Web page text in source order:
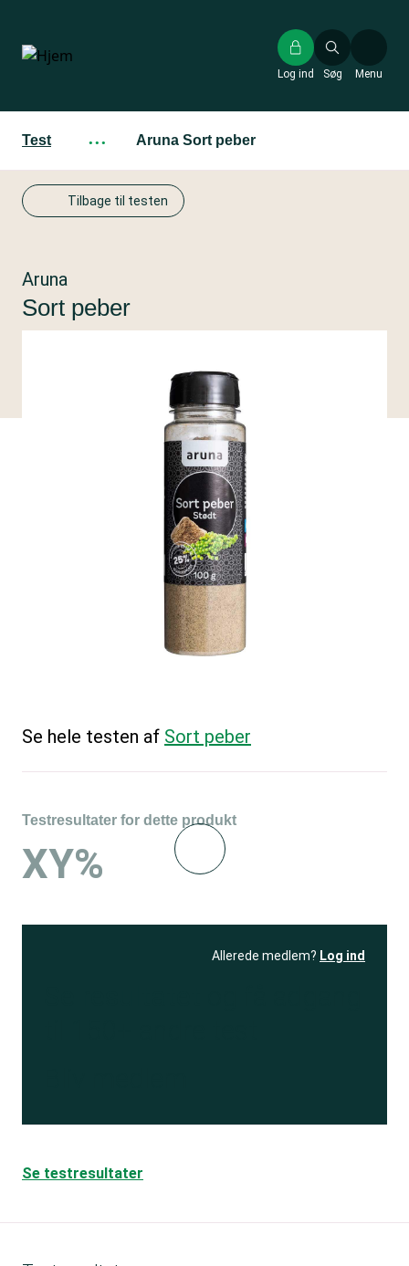
hovedindhold
Søg
Log ind Menu
Test ··· Aruna Sort peber
Tilbage til testen
Aruna
Sort peber
Se hele testen af Sort peber
Testresultater for dette produkt
XY%
Allerede medlem? Log ind
Se testresultater